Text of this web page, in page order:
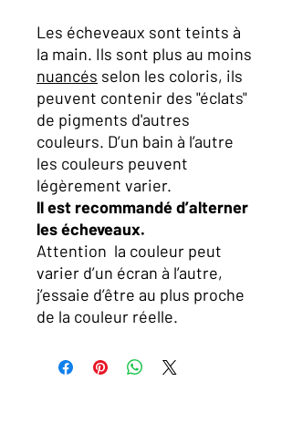
Les écheveaux sont teints à
la main. Ils sont plus au moins
nuancés selon les coloris, ils
peuvent contenir des "éclats"
de pigments d'autres
couleurs. D’un bain à l’autre
les couleurs peuvent
légèrement varier.
ll est recommandé d’alterner
les écheveaux.
Attention la couleur peut
varier d’un écran à l’autre,
j’essaie d’être au plus proche
de la couleur réelle.